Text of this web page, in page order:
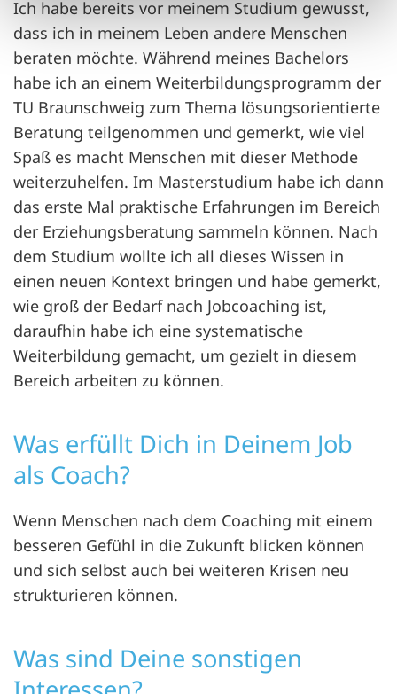
Ich habe bereits vor meinem Studium gewusst,
dass ich in meinem Leben andere Menschen
beraten möchte. Während meines Bachelors
habe ich an einem Weiterbildungsprogramm der
TU Braunschweig zum Thema lösungsorientierte
Beratung teilgenommen und gemerkt, wie viel
Spaß es macht Menschen mit dieser Methode
weiterzuhelfen. Im Masterstudium habe ich dann
das erste Mal praktische Erfahrungen im Bereich
der Erziehungsberatung sammeln können. Nach
dem Studium wollte ich all dieses Wissen in
einen neuen Kontext bringen und habe gemerkt,
wie groß der Bedarf nach Jobcoaching ist,
daraufhin habe ich eine systematische
Weiterbildung gemacht, um gezielt in diesem
Bereich arbeiten zu können.
Was erfüllt Dich in Deinem Job
als Coach?
Wenn Menschen nach dem Coaching mit einem
besseren Gefühl in die Zukunft blicken können
und sich selbst auch bei weiteren Krisen neu
strukturieren können.
Was sind Deine sonstigen